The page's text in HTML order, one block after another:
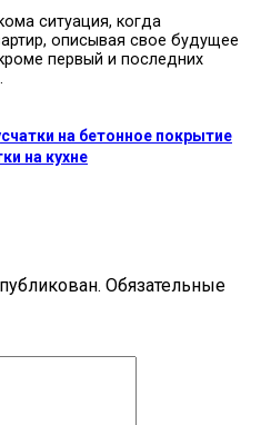
ситуация, когда
описывая свое будущее
первый и последних
на бетонное покрытие
на кухне
Обязательные